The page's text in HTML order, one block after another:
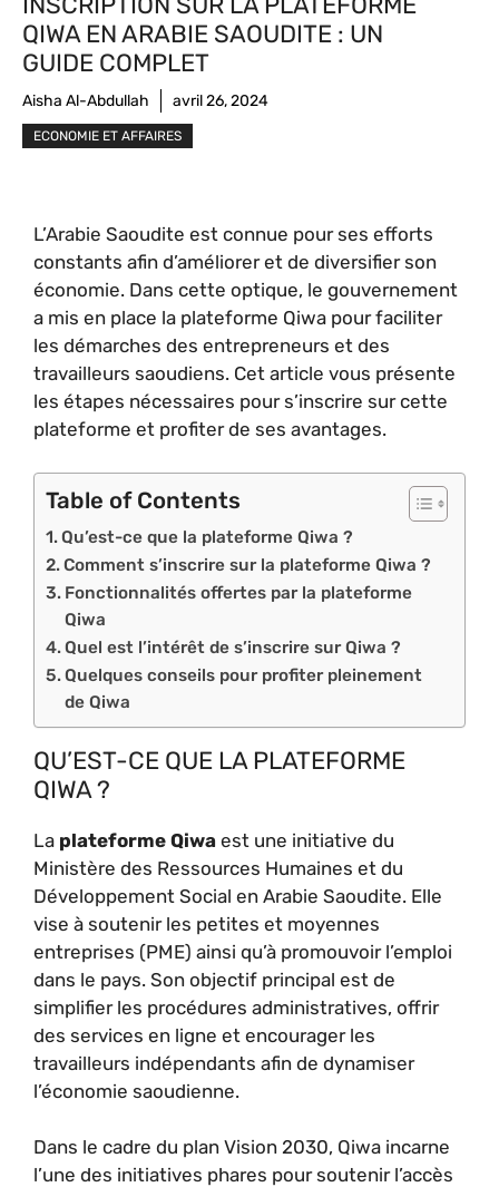
QIWA EN ARABIE SAOUDITE : UN
GUIDE COMPLET
Aisha Al-Abdullah avril 26, 2024
ECONOMIE ET AFFAIRES
L’Arabie Saoudite est connue pour ses efforts
constants afin d’améliorer et de diversifier son
économie. Dans cette optique, le gouvernement
a mis en place la plateforme Qiwa pour faciliter
les démarches des entrepreneurs et des
travailleurs saoudiens. Cet article vous présente
les étapes nécessaires pour s’inscrire sur cette
plateforme et profiter de ses avantages.
Table of Contents
Qu’est-ce que la plateforme Qiwa ?
Comment s’inscrire sur la plateforme Qiwa ?
Fonctionnalités offertes par la plateforme
Qiwa
Quel est l’intérêt de s’inscrire sur Qiwa ?
Quelques conseils pour profiter pleinement
de Qiwa
QU’EST-CE QUE LA PLATEFORME
QIWA ?
La plateforme Qiwa est une initiative du
Ministère des Ressources Humaines et du
Développement Social en Arabie Saoudite. Elle
vise à soutenir les petites et moyennes
entreprises (PME) ainsi qu’à promouvoir l’emploi
dans le pays. Son objectif principal est de
simplifier les procédures administratives, offrir
des services en ligne et encourager les
travailleurs indépendants afin de dynamiser
l’économie saoudienne.
Dans le cadre du plan Vision 2030, Qiwa incarne
l’une des initiatives phares pour soutenir l’accès